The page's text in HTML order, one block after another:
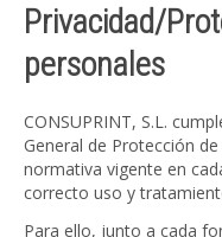
Privacidad/
personales
CONSUPRINT, S.L.
General de Protección
normativa vigente en
correcto uso y
Para ello, junto a cada